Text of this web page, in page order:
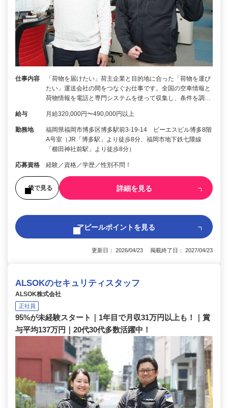
仕事内容
「荷物を届けたい」荷主企業と目的地に合った「荷物を運び
たい」運送会社の間をつなぐお仕事です。全国の空車情報と
荷物情報を電話と専門システムを使って収集し、条件を調…
給与 月給320,000円〜490,000円以上
勤務地
福岡県福岡市博多区博多駅前3-19-14 ビーエスビル博多8階
A号室（JR「博多駅」より徒歩8分、福岡市地下鉄七隈線
「櫛田神社前駅」より徒歩8分）
応募資格 経験／資格／学歴／性別不問！
後で見る 詳細を見る
アピールポイントを見る
更新日： 2026/04/23 掲載終了日： 2027/04/23
ALSOKのセキュリティスタッフ
ALSOK株式会社
正社員
95%が未経験スタート｜1年目で月収31万円以上も！｜賞
与平均137万円｜20代30代多数活躍中！